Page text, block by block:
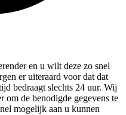
en u wilt deze zo snel
er uiteraard voor dat dat
bedraagt slechts 24 uur. Wij
om de benodigde gegevens te
mogelijk aan u kunnen